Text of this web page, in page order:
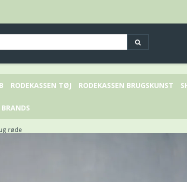
RODEKASSEN TØJ RODEKASSEN BRUGSKUNST
BRANDS
røde